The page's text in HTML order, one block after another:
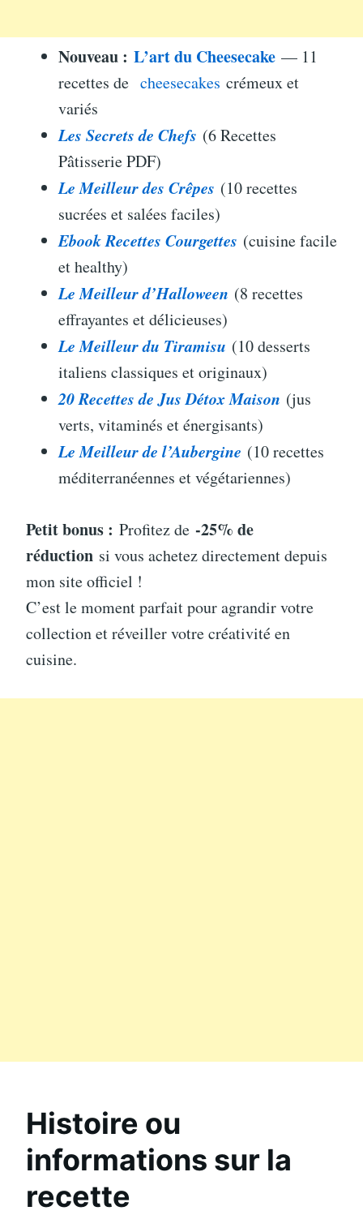
Nouveau : L’art du Cheesecake — 11
recettes de cheesecakes crémeux et
variés
Les Secrets de Chefs (6 Recettes
Pâtisserie PDF)
Le Meilleur des Crêpes (10 recettes
sucrées et salées faciles)
Ebook Recettes Courgettes (cuisine facile
et healthy)
Le Meilleur d’Halloween (8 recettes
effrayantes et délicieuses)
Le Meilleur du Tiramisu (10 desserts
italiens classiques et originaux)
20 Recettes de Jus Détox Maison (jus
verts, vitaminés et énergisants)
Le Meilleur de l’Aubergine (10 recettes
méditerranéennes et végétariennes)
Petit bonus : Profitez de -25% de
réduction si vous achetez directement depuis
mon site officiel !
C’est le moment parfait pour agrandir votre
collection et réveiller votre créativité en
cuisine.
Histoire ou
informations sur la
recette